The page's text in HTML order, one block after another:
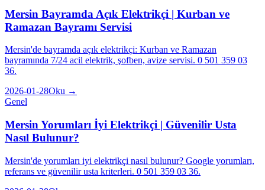
Mersin Bayramda Açık Elektrikçi | Kurban ve
Ramazan Bayramı Servisi
Mersin'de bayramda açık elektrikçi: Kurban ve Ramazan
bayramında 7/24 acil elektrik, şofben, avize servisi. 0 501 359 03
36.
2026-01-28Oku →
Genel
Mersin Yorumları İyi Elektrikçi | Güvenilir Usta
Nasıl Bulunur?
Mersin'de yorumları iyi elektrikçi nasıl bulunur? Google yorumları,
referans ve güvenilir usta kriterleri. 0 501 359 03 36.